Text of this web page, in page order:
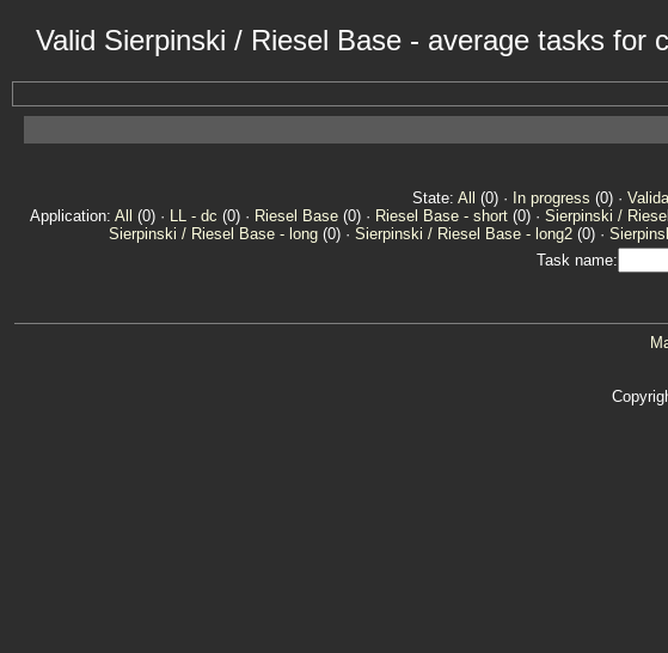
Valid Sierpinski / Riesel Base - average tasks for
State: All (0) · In progress (0) ·
Application: All (0) · LL - dc (0) · Riesel Base(0) · Riesel Base - short(0) · Sierpinski /
Sierpinski / Riesel Base - long(0) · Sierpinski / Riesel Base - long2(0) ·
Task name: